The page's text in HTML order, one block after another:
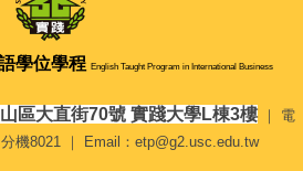
學位學程 English Taught Program in International Business
區大直街70號 實踐大學L棟3樓｜ 電
機8021 ｜ Email：etp@g2.usc.edu.tw